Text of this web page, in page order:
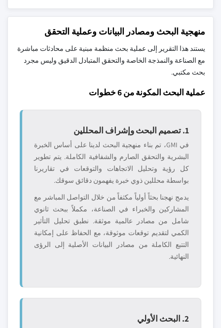
منهجية البحث ومصادر البيانات وعملية التحقق
يستند هذا التقرير إلى عملية بحث منظمة مبنية على محادثات مباشرة
مع الصناعة والنمذجة الخاصة والتحقق المتبادل الدقيق وليس مجرد
بحث مكتبي.
عملية البحث المكونة من 6 خطوات
1. تصميم البحث وإشراف المحللين
في GMI، تم بناء منهجية البحث لدينا على أساس الخبرة
البشرية والتحقق الصارم والشفافية الكاملة. يتم تطوير
كل رؤية وتحليل الاتجاهات والتوقعات في تقاريرنا
بواسطة محللين ذوي خبرة يفهمون دقائق سوقك.
يدمج نهجنا بحثاً أولياً مكثفاً من خلال التواصل المباشر مع
المشاركين والخبراء في الصناعة، مكملاً ببحث ثانوي
شامل من مصادر عالمية موثقة. نطبق تحليل التأثير
الكمي لتقديم توقعات موثوقة، مع الحفاظ على إمكانية
التتبع الكاملة من مصادر البيانات الأصلية إلى الرؤى
النهائية.
2. البحث الأولي